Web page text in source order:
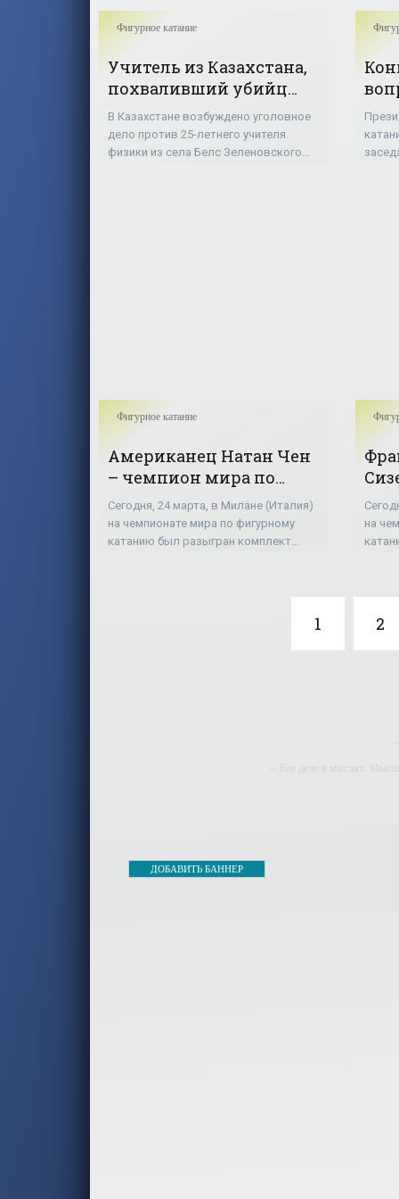
Фигурное катание
Учитель из Казахстана,
похваливший убийц
Тена, будет осужден и
уволен - «Фигурное
катание»
В Казахстане возбуждено уголовное
дело против 25-летнего учителя
физики из села Белс Зеленовского
Фигурное катание
Американец Натан Чен
– чемпион мира по
фигурному катанию -
«Фигурное катание»
Сегодня, 24 марта, в Милане (Италия)
на чемпионате мира по фигурному
катанию был разыгран комплект
15-
на
1 2
-- Все дело в мыслях.
ДОБАВИТЬ БАННЕР